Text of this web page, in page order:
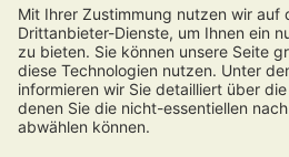
facebook twitter
Vertrag